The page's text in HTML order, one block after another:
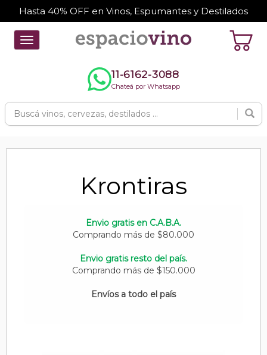
Hasta 40% OFF en Vinos, Espumantes y Destilados
Toggle
navigation
11-6162-3088
Chateá por Whatsapp
Krontiras
Envio gratis en C.A.B.A.
Comprando más de $80.000
Envio gratis resto del país.
Comprando más de $150.000
Envíos a todo el país